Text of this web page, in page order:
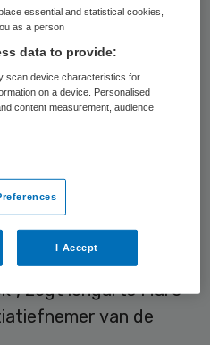
De Covid-19
helpen bij
langdurige of
hun ziekte. “Op
doen we onder meer
we longfoto’s af en
zegt longarts Marc
van de
essential and statistical cookies,
as a person
data to provide:
scan device characteristics for
on a device. Personalised
content measurement, audience
I Accept